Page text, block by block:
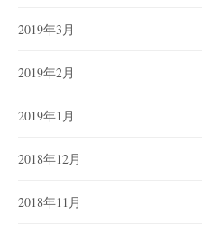
2019年3月
2019年2月
2019年1月
2018年12月
2018年11月